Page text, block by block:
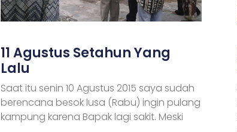
11 Agustus Setahun Yang
Lalu
Saat itu senin 10 Agustus 2015 saya sudah
berencana besok lusa (Rabu) ingin pulang
kampung karena Bapak lagi sakit. Meski